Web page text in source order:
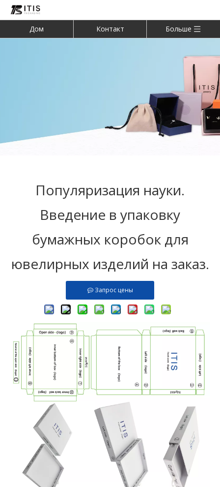
Дом Контакт Больше
Популяризация науки.
Введение в упаковку
бумажных коробок для
ювелирных изделий на заказ.
Запрос цены